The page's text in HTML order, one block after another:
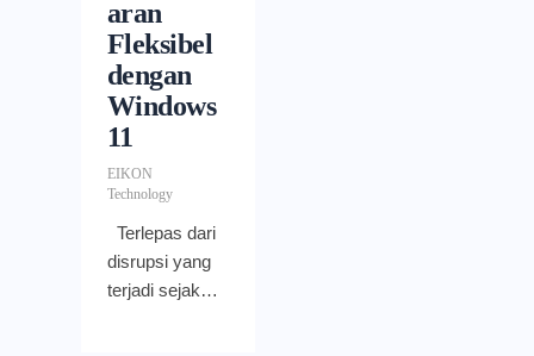
aran
Fleksibel
dengan
Windows
11
EIKON
Technology
Terlepas dari
disrupsi yang
terjadi sejak